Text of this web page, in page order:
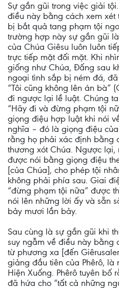
Sự gần gũi trong việc giải
điều này bằng cách xem
bị bắt quả tang phạm tội
trường hợp này sự gần gũi
của Chúa Giêsu luôn luôn
trực tiếp mặt đối mặt. Khi
giống như Chúa, Đấng sau
ngoại tình sắp bị ném đá,
“Tôi cũng không lên án bà”
đi ngược lại lề luật. Chúng
“Hãy đi và đừng phạm tội
giọng điệu hợp luật khi nói
nghĩa – đó là giọng điệu
rằng họ phải xác định bằng
thương xót Chúa. Ngược
được nói bằng giọng điệu
[của Chúa], cho phép tội
không phải phía sau. Giai
“đừng phạm tội nữa” được
nói lên những lời ấy và sẵn
bảy mươi lần bảy.
Sau cùng là sự gần gũi khi
suy ngẫm về điều này bằng
từ phương xa [đến
giảng đầu tiên của Phêrô, là
Hiện Xuống. Phêrô tuyên bố
đã hứa cho “tất cả những